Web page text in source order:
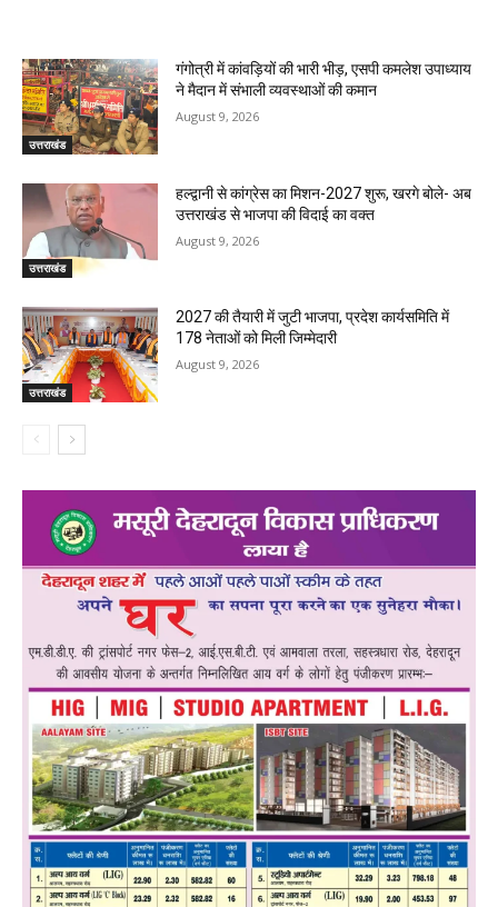
उत्तराखंड
गंगोत्री में कांवड़ियों की भारी भीड़, एसपी कमलेश उपाध्याय
ने मैदान में संभाली व्यवस्थाओं की कमान
August 9, 2026
उत्तराखंड
हल्द्वानी से कांग्रेस का मिशन-2027 शुरू, खरगे बोले- अब
उत्तराखंड से भाजपा की विदाई का वक्त
August 9, 2026
उत्तराखंड
2027 की तैयारी में जुटी भाजपा, प्रदेश कार्यसमिति में
178 नेताओं को मिली जिम्मेदारी
August 9, 2026